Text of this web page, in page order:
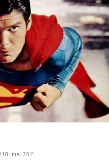
18. mai 2011